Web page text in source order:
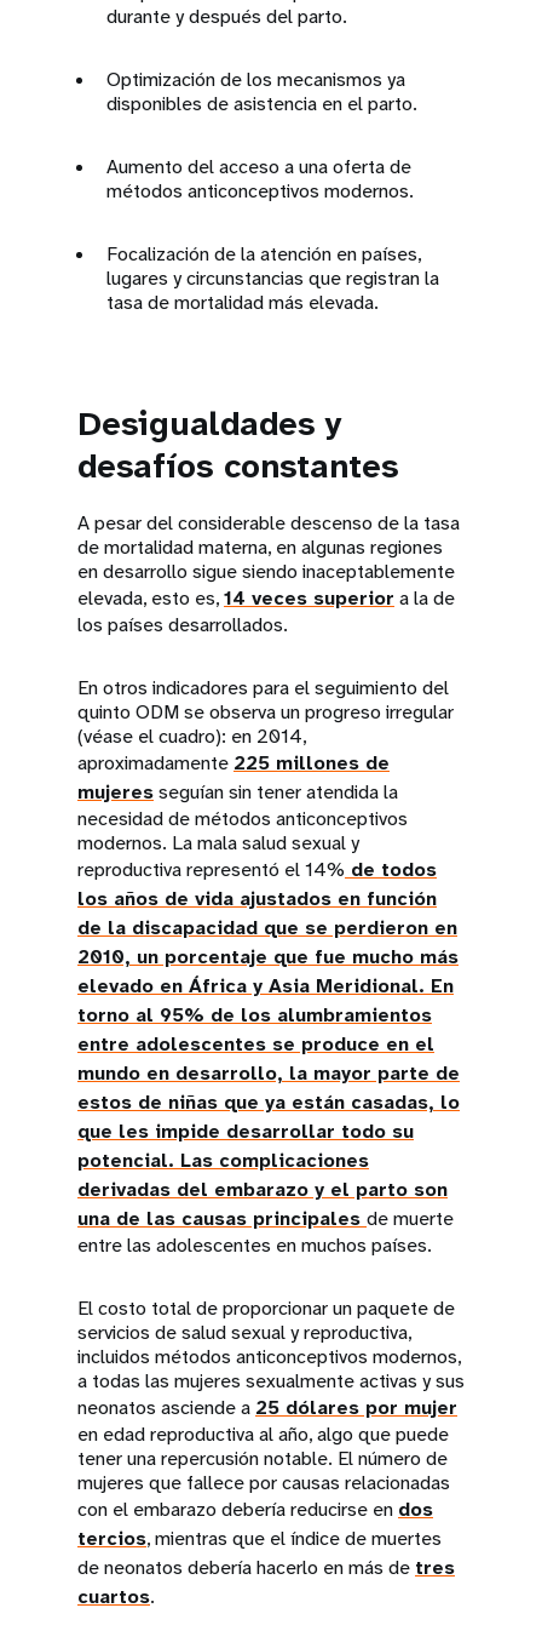
durante y después del parto.
Optimización de los mecanismos ya
disponibles de asistencia en el parto.
Aumento del acceso a una oferta de
métodos anticonceptivos modernos.
Focalización de la atención en países,
lugares y circunstancias que registran la
tasa de mortalidad más elevada.
Desigualdades y
desafíos constantes
A pesar del considerable descenso de la tasa
de mortalidad materna, en algunas regiones
en desarrollo sigue siendo inaceptablemente
elevada, esto es,14 veces superior a la de
los países desarrollados.
En otros indicadores para el seguimiento del
quinto ODM se observa un progreso irregular
(véase el cuadro): en 2014,
aproximadamente 225 millones de
mujeresseguían sin tener atendida la
necesidad de métodos anticonceptivos
modernos. La mala salud sexual y
reproductiva representó el 14% de todos
los años de vida ajustados en función
de la discapacidad que se perdieron en
2010, un porcentaje que fue mucho más
elevado en África y Asia Meridional. En
torno al 95% de los alumbramientos
entre adolescentes se produce en el
mundo en desarrollo, la mayor parte de
estos de niñas que ya están casadas, lo
que les impide desarrollar todo su
potencial. Las complicaciones
derivadas del embarazo y el parto son
una de las causas principales de muerte
entre las adolescentes en muchos países.
El costo total de proporcionar un paquete de
servicios de salud sexual y reproductiva,
incluidos métodos anticonceptivos modernos,
a todas las mujeres sexualmente activas y sus
neonatos asciende a 25 dólares por mujer
en edad reproductiva al año, algo que puede
tener una repercusión notable. El número de
mujeres que fallece por causas relacionadas
con el embarazo debería reducirse en dos
tercios, mientras que el índice de muertes
de neonatos debería hacerlo en más de tres
cuartos.